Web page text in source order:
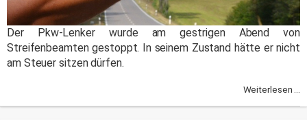
Der Pkw-Lenker wurde am gestrigen Abend von
Streifenbeamten gestoppt. In seinem Zustand hätte er nicht
am Steuer sitzen dürfen.
Weiterlesen ...